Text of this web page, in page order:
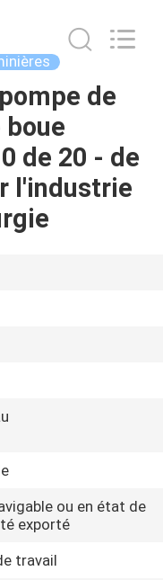
de
boue
de 20 - de
l'industrie
ou en état de
exporté
travail